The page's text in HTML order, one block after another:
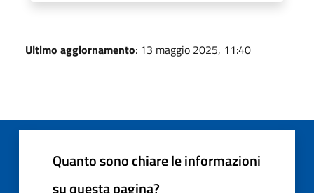
Ultimo aggiornamento: 13 maggio 2025, 11:40
Quanto sono chiare le informazioni
su questa pagina?